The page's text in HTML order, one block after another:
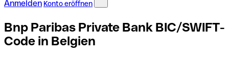
Anmelden Konto eröffnen
Bnp Paribas Private Bank BIC/SWIFT-
Code in Belgien